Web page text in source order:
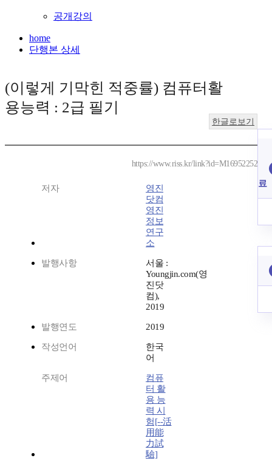
공개강의
home
단행본 상세
(이렇게 기막힌 적중률) 컴퓨터활
용능력 : 2급 필기
한글로보기
https://www.riss.kr/link?id=M16952252
저자
영진
닷컴
영진
정보
연구
소
발행사항
서울 :
Youngjin.com(영
진닷
컴),
2019
발행연도 2019
작성언어
한국
어
주제어
컴퓨
터 활
용 능
력 시
험[--活
用能
力試
驗]
료